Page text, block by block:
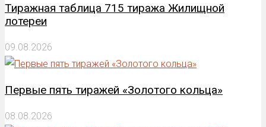
Тиражная таблица 715 тиража Жилищной
лотереи
09.08.2026
Первые пять тиражей «Золотого кольца»
08.08.2026